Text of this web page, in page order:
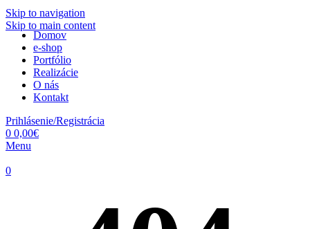
Skip to navigation
Skip to main content
Domov
e-shop
Portfólio
Realizácie
O nás
Kontakt
Prihlásenie/Registrácia
0 0,00€
Menu
0